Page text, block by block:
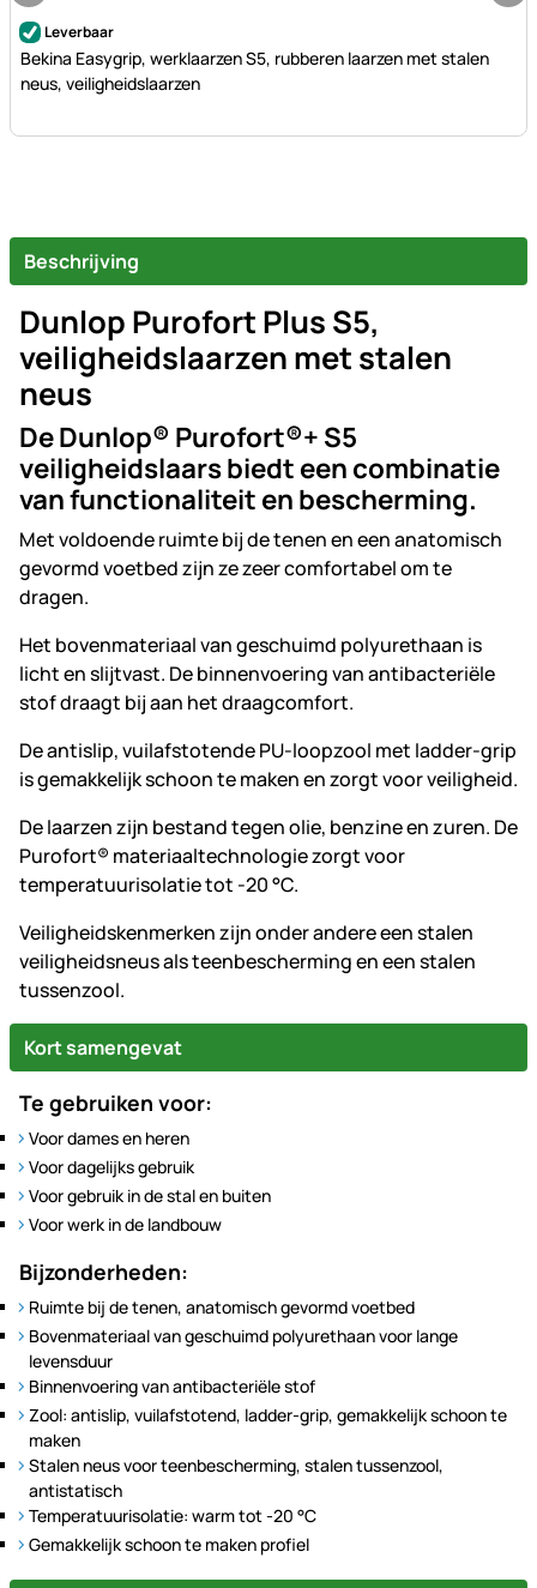
Nog geen beoordelingen geplaatst
Leverbaar
Bekina Easygrip, werklaarzen S5, rubberen laarzen met stalen
neus, veiligheidslaarzen
Beschrijving
Dunlop Purofort Plus S5,
veiligheidslaarzen met stalen
neus
De Dunlop® Purofort®+ S5
veiligheidslaars biedt een combinatie
van functionaliteit en bescherming.
Met voldoende ruimte bij de tenen en een anatomisch
gevormd voetbed zijn ze zeer comfortabel om te
dragen.
Het bovenmateriaal van geschuimd polyurethaan is
licht en slijtvast. De binnenvoering van antibacteriële
stof draagt bij aan het draagcomfort.
De antislip, vuilafstotende PU-loopzool met ladder-grip
is gemakkelijk schoon te maken en zorgt voor veiligheid.
De laarzen zijn bestand tegen olie, benzine en zuren. De
Purofort® materiaaltechnologie zorgt voor
temperatuurisolatie tot -20 °C.
Veiligheidskenmerken zijn onder andere een stalen
veiligheidsneus als teenbescherming en een stalen
tussenzool.
Kort samengevat
Te gebruiken voor:
Voor dames en heren
Voor dagelijks gebruik
Voor gebruik in de stal en buiten
Voor werk in de landbouw
Bijzonderheden:
Ruimte bij de tenen, anatomisch gevormd voetbed
Bovenmateriaal van geschuimd polyurethaan voor lange
levensduur
Binnenvoering van antibacteriële stof
Zool: antislip, vuilafstotend, ladder-grip, gemakkelijk schoon te
maken
Stalen neus voor teenbescherming, stalen tussenzool,
antistatisch
Temperatuurisolatie: warm tot -20 °C
Gemakkelijk schoon te maken profiel